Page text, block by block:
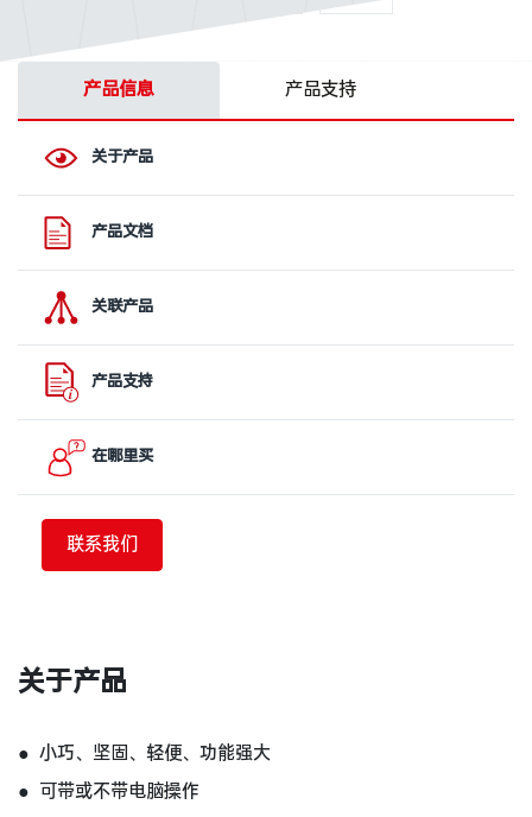
产品信息 产品支持
关于产品
产品文档
关联产品
产品支持
在哪里买
联系我们
关于产品
● 小巧、坚固、轻便、功能强大
● 可带或不带电脑操作